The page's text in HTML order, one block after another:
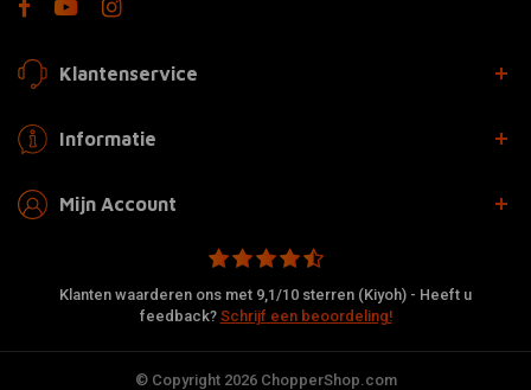
Klantenservice
Informatie
Mijn Account
Klanten waarderen ons met 9,1/10 sterren (Kiyoh) - Heeft u
feedback? Schrijf een beoordeling!
© Copyright 2026 ChopperShop.com